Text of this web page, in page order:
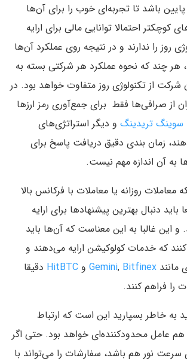
پایین باشد تا تجربه‌ای خوب را برای آن‌ها
کوچکتر احتمالا توانایی مالی برای ارایه
روز را ندارند و در نتیجه روی عملکرد آن‌ها
هر چند که نحوه عملکرد هر شرکتی بسته به
شرکت از تکنولوژی روز متفاوت خواهد بود. در
از صرافی‌ها فقط برای جمع‌آوری رمز ارزها
سوینگ تریدینگ و دیگر استراتژی‌های
زمان بندی دقیق دریافت پاسخ برای
آن اندازه مهم نیست.
معاملات روزانه یا معاملات با فرکانس بالا
دنبال بهترین پیشنهادها برای ارایه
و این غالبا به این معناست که آن‌ها باید
کنند که خدمات کولوکیشن ارایه می‌دهند و
Gemini, Bitfinex و HitBTC دقیقا
را فراهم کنند.
به خاطر بسپارید این است که ارتباط
هم عامل محدودکننده‌ای خواهد بود. حتی اگر
سرعت نور هم باشد، سفارشات را می‌تواند با